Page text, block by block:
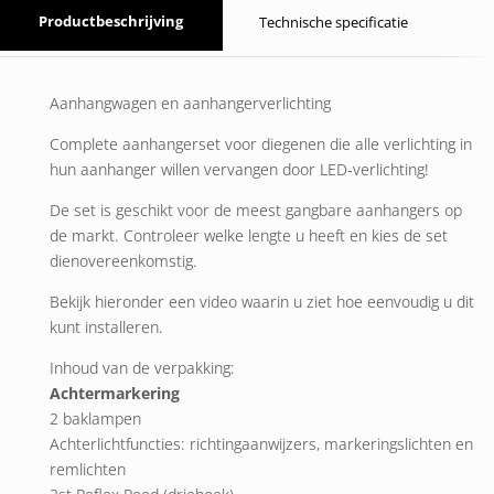
Productbeschrijving Technische specificatie
Aanhangwagen en aanhangerverlichting
Complete aanhangerset voor diegenen die alle verlichting in
hun aanhanger willen vervangen door LED-verlichting!
De set is geschikt voor de meest gangbare aanhangers op
de markt. Controleer welke lengte u heeft en kies de set
dienovereenkomstig.
Bekijk hieronder een video waarin u ziet hoe eenvoudig u dit
kunt installeren.
Inhoud van de verpakking:
Achtermarkering
2 baklampen
Achterlichtfuncties: richtingaanwijzers, markeringslichten en
remlichten